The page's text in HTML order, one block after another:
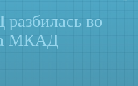
во
МКАД